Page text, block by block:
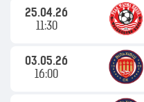
25.04.26
11:30
03.05.26
16:00